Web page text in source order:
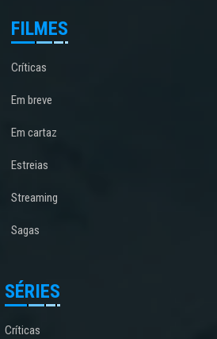
FILMES
Críticas
Em breve
Em cartaz
Estreias
Streaming
Sagas
SÉRIES
Críticas